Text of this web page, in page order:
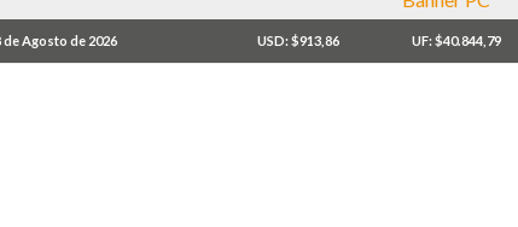
de Agosto de 2026 USD: $913,86 UF: $40.844,79